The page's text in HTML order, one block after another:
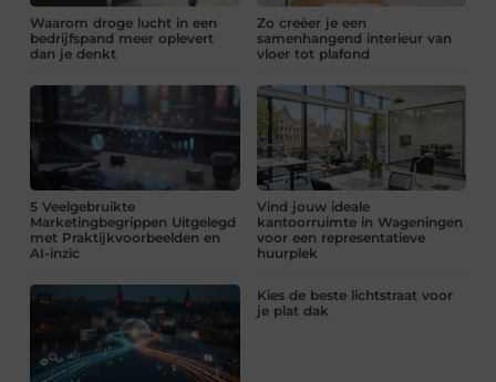
Waarom droge lucht in een
bedrijfspand meer oplevert
dan je denkt
Zo creëer je een
samenhangend interieur van
vloer tot plafond
5 Veelgebruikte
Marketingbegrippen Uitgelegd
met Praktijkvoorbeelden en
AI-inzic
Vind jouw ideale
kantoorruimte in Wageningen
voor een representatieve
huurplek
Kies de beste lichtstraat voor
je plat dak